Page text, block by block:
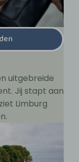
uitgebreide
Jij stapt aan
Limburg